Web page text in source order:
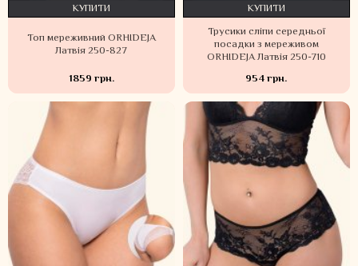
Топ мереживний ORHIDEJA
Латвія 250-827
1859 грн.
КУПИТИ
Трусики сліпи середньої
посадки з мереживом
ORHIDEJA Латвія 250-710
954 грн.
КУПИТИ